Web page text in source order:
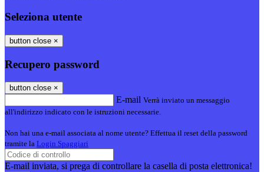
Seleziona utente
button close ×
Recupero password
button close ×
E-mail Verrà inviato un messaggio
all'indirizzo indicato con le istruzioni necessarie.
Non hai una e-mail associata al nome utente? Effettua il reset della password
tramite la Login Spaggiari
E-mail inviata, si prega di controllare la casella di posta elettronica!